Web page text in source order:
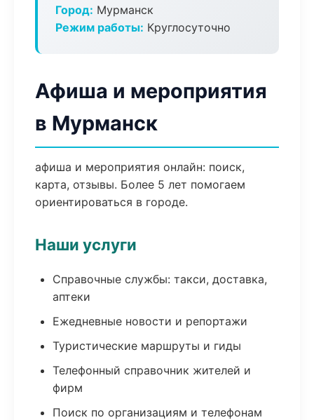
Город: Мурманск
Режим работы: Круглосуточно
Афиша и мероприятия
в Мурманск
афиша и мероприятия онлайн: поиск,
карта, отзывы. Более 5 лет помогаем
ориентироваться в городе.
Наши услуги
Справочные службы: такси, доставка,
аптеки
Ежедневные новости и репортажи
Туристические маршруты и гиды
Телефонный справочник жителей и
фирм
Поиск по организациям и телефонам